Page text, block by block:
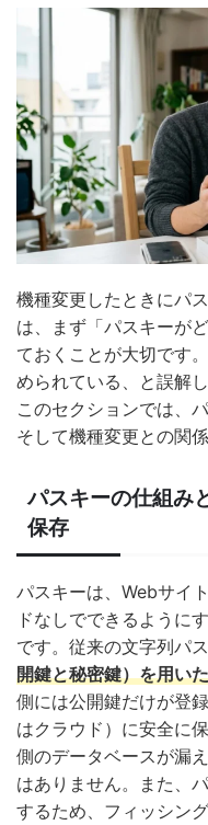
機種変更したときにパ
は、まず「パスキーが
ておくことが大切です
められている、と誤解
このセクションでは、
そして機種変更との関
パスキーの仕組み
保存
パスキーは、Webサイ
ドなしでできるように
です。従来の文字列パ
開鍵と秘密鍵）を用い
側には公開鍵だけが登
はクラウド）に安全に
側のデータベースが漏
はありません。また、
するため、フィッシン